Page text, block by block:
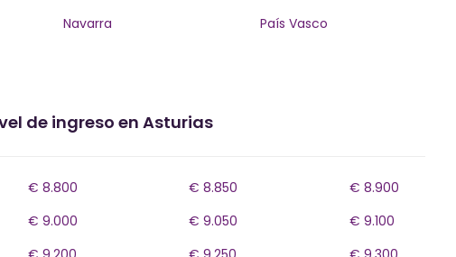
Navarra
País Vasco
de ingreso en Asturias
€ 8.800 € 8.850
€ 8.900
€ 9.000 € 9.050
€ 9.100